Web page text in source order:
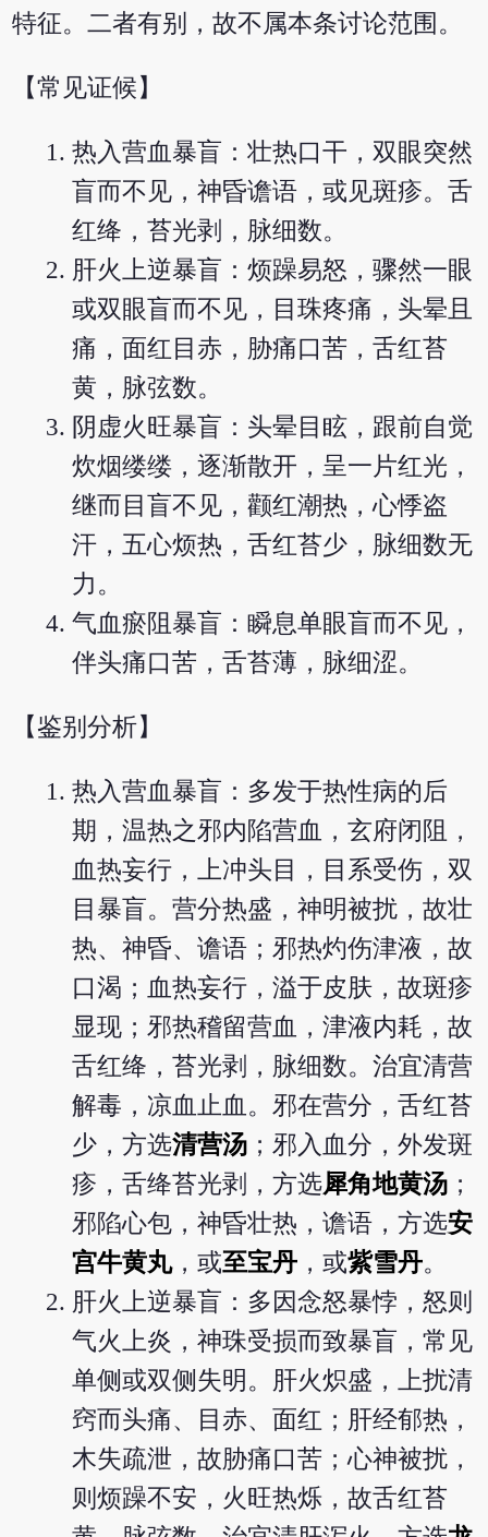
特征。二者有别，故不属本条讨论范围。
【常见证候】
热入营血暴盲：壮热口干，双眼突然
盲而不见，神昏谵语，或见斑疹。舌
红绛，苔光剥，脉细数。
肝火上逆暴盲：烦躁易怒，骤然一眼
或双眼盲而不见，目珠疼痛，头晕且
痛，面红目赤，胁痛口苦，舌红苔
黄，脉弦数。
阴虚火旺暴盲：头晕目眩，跟前自觉
炊烟缕缕，逐渐散开，呈一片红光，
继而目盲不见，颧红潮热，心悸盗
汗，五心烦热，舌红苔少，脉细数无
力。
气血瘀阻暴盲：瞬息单眼盲而不见，
伴头痛口苦，舌苔薄，脉细涩。
【鉴别分析】
热入营血暴盲：多发于热性病的后
期，温热之邪内陷营血，玄府闭阻，
血热妄行，上冲头目，目系受伤，双
目暴盲。营分热盛，神明被扰，故壮
热、神昏、谵语；邪热灼伤津液，故
口渴；血热妄行，溢于皮肤，故斑疹
显现；邪热稽留营血，津液内耗，故
舌红绛，苔光剥，脉细数。治宜清营
解毒，凉血止血。邪在营分，舌红苔
少，方选清营汤 ；邪入血分，外发斑
疹，舌绛苔光剥，方选犀角地黄汤 ；
邪陷心包，神昏壮热，谵语，方选安
宫牛黄丸，或至宝丹 ，或紫雪丹。
肝火上逆暴盲：多因念怒暴悖，怒则
气火上炎，神珠受损而致暴盲，常见
单侧或双侧失明。肝火炽盛，上扰清
窍而头痛、目赤、面红；肝经郁热，
木失疏泄，故胁痛口苦；心神被扰，
则烦躁不安，火旺热烁，故舌红苔